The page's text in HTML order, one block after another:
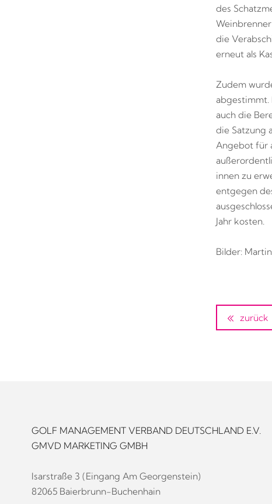
des
die
erneut als
Zudem
abgestimmt.
auch die
die Satzung
Angebot für
innen zu
entgegen
Jahr kosten.
Bilder:
zurück
GOLF MANAGEMENT VERBAND DEUTSCHLAND E.V.
GMVD MARKETING GMBH
Isarstraße 3 (Eingang Am Georgenstein)
82065 Baierbrunn-Buchenhain